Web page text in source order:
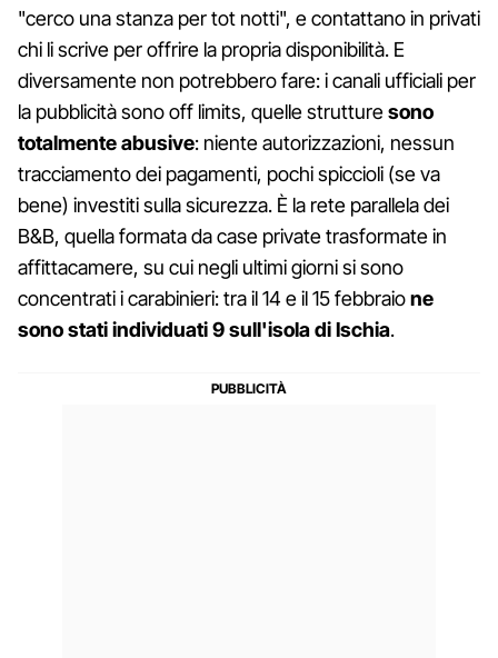
"cerco una stanza per tot notti", e contattano in privati
chi li scrive per offrire la propria disponibilità. E
diversamente non potrebbero fare: i canali ufficiali per
la pubblicità sono off limits, quelle strutturesono
totalmente abusive: niente autorizzazioni, nessun
tracciamento dei pagamenti, pochi spiccioli (se va
bene) investiti sulla sicurezza. È la rete parallela dei
B&B, quella formata da case private trasformate in
affittacamere, su cui negli ultimi giorni si sono
concentrati i carabinieri: tra il 14 e il 15 febbraione
sono stati individuati 9 sull'isola di Ischia.